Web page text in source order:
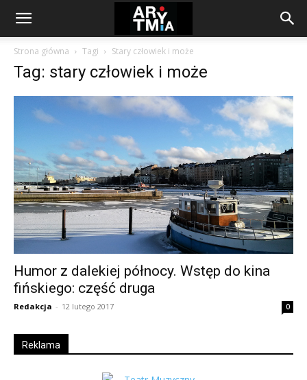
arytmia.eu
Strona główna Tagi Stary człowiek i może
Tag: stary człowiek i może
Humor z dalekiej północy. Wstęp do kina
fińskiego: część druga
Redakcja - 12 lutego 2017 0
Reklama